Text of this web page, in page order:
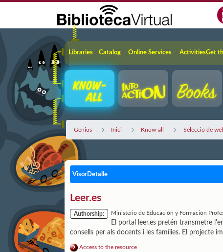
Navigation
Libraries Catalog Online Services ActivitiesGet
Gènius Inici Know-all Selecció de
VisorDetalle
Leer.es
Authorship: Ministerio de Educación y Formación
El portal leer.es pretén transmetre
consells per als docents i les famílies. El projecte
Access to the resource